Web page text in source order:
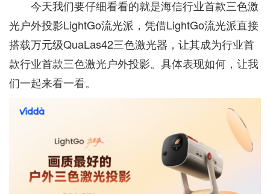
今天我们要仔细看看的就是海信行业首款三色激
光户外投影LightGo流光派，凭借LightGo流光派直接
搭载万元级QuaLas42三色激光器，让其成为行业首
款行业首款三色激光户外投影。具体表现如何，让我
们一起来看一看。